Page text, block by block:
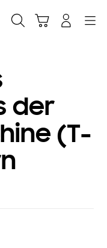
der
(T-